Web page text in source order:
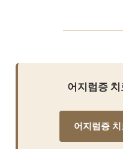
어지럼증
어지럼증